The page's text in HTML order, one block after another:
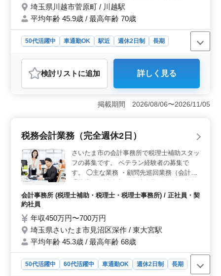
埼玉県川越市菅原町 / 川越駅
平均年齢 45.9歳 / 最高年齢 70歳
50代活躍中 車通勤OK 駅近 週休2日制
長期
医療事務・受付
おすすめポイント
＜経験者優遇の病院事務＞ 医療事務経験者の方急募！
業務は多岐にわたり、一般内科、小児科、クリニックの
医療事務を担当します。受付、会計、電話、予約、カル
の勤務は、川越駅からアクセスが良い好立地です。車通
勤も可能となっています。交通費は全額支給されるた
め、通勤の負担が軽減されます。 ＜働きやすい環境
＞ 週休2日制で、長期の雇用が見込まれるため、仕事と
生活のバランスが取りやすいです。女性の方も歓迎さ
れ、50代以上の経験豊富な方が活躍中です。また、充実
の福利厚生が整っており、安心してお仕事に集中できま
す。
検討リスト に追加 詳しく見る
掲載期間 2026/08/06〜2026/11/05
税務会計業務（完全週休2日）
さいたま市の会計事務所で税理士補助スタッ
フの募集です。 ベテラン経験者の募集で
す。 ◯主な業務 ・顧問先巡回業務（会計処
会計業務 ・各種税務申告書類の作成及び税
フトは主にＴＫＣ・ソリマチ・ＪＤＬを使用
しています。 担当者が企業情報をしっかり
引き継ぎますので、スムーズに業務慣れる事
が可能です。 ※年間休日120日以上 ※マイ
カー通勤可能（無料駐車場あり） ※資格取
得希望者への支援有り ぜひ今までの経験を
会計事務所 (税理士補助・税理士・税理士事務所) / 正社員・契
約社員
年収450万円〜700万円
埼玉県さいたま市見沼区深作 / 東大宮駅
平均年齢 45.3歳 / 最高年齢 68歳
50代活躍中 60代活躍中 車通勤OK 週休2日制
長期